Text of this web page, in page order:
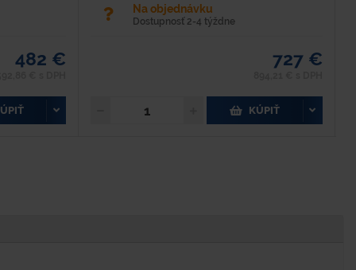
482 €
Na objednávku
Dostupnosť 2-4 týždne
727 €
KÚPIŤ